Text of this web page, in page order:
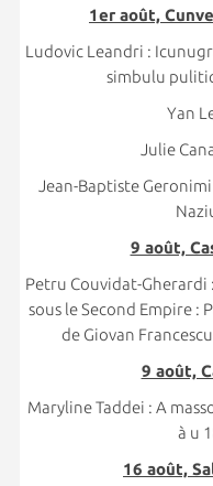
1er août,
Ludovic Leandri :
simbulu
Yan
Julie
Jean-Baptiste Geronimi
9 août,
Petru Couvidat-Gherardi
sous le Second Empire :
de Giovan
9 août,
Maryline Taddei : A
à u
16 août,